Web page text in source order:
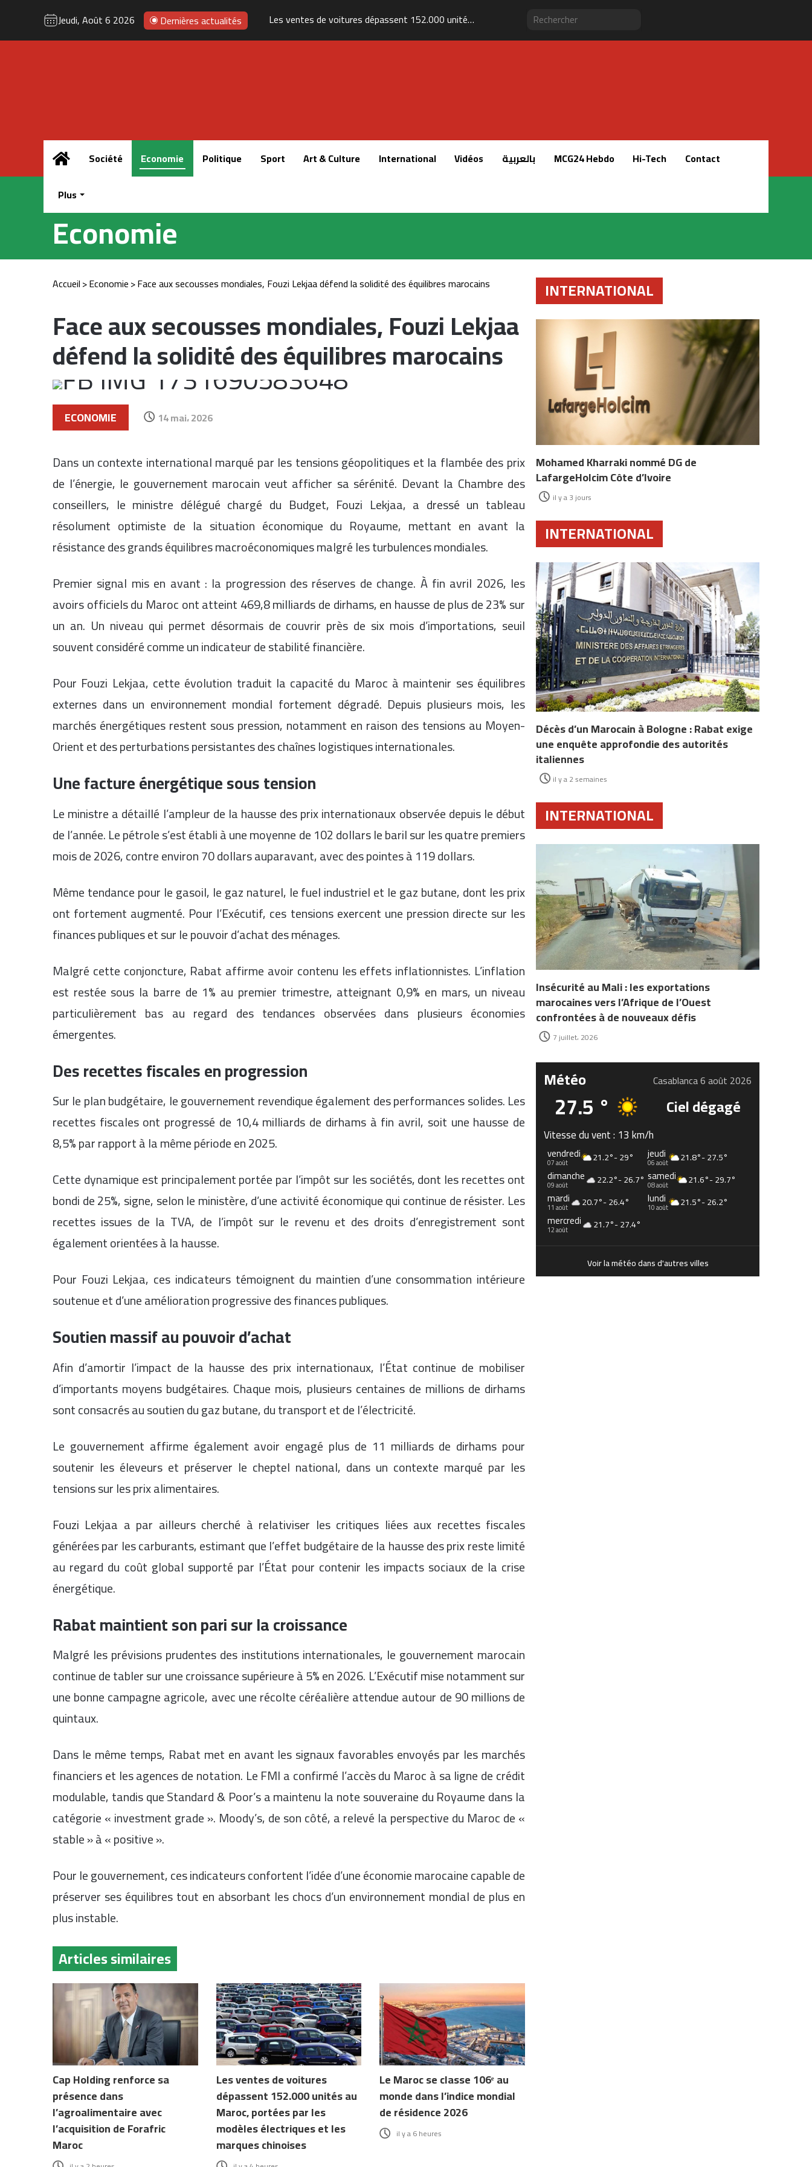
Jeudi, Août 6 2026 Dernières actualités Les ventes de voitures dépassent 152.000 unités au Maroc, portées par les modèles électriques et les marques chinoises
(barre
AccueilSociété Economie Politique Sport Art & Culture International Vidéos بالعربية MCG24 Hebdo Hi-Tech
Contact
Plus
Economie
Accueil>Economie>Face aux secousses mondiales, Fouzi Lekjaa défend la solidité des équilibres marocains
Face aux secousses mondiales, Fouzi Lekjaa
défend la solidité des équilibres marocains
ECONOMIE 14 mai، 2026
Dans un contexte international marqué par les tensions géopolitiques et la flambée des prix
de l’énergie, le gouvernement marocain veut afficher sa sérénité. Devant la Chambre des
conseillers, le ministre délégué chargé du Budget, Fouzi Lekjaa, a dressé un tableau
résolument optimiste de la situation économique du Royaume, mettant en avant la
résistance des grands équilibres macroéconomiques malgré les turbulences mondiales.
Premier signal mis en avant : la progression des réserves de change. À fin avril 2026, les
avoirs officiels du Maroc ont atteint 469,8 milliards de dirhams, en hausse de plus de 23% sur
un an. Un niveau qui permet désormais de couvrir près de six mois d’importations, seuil
souvent considéré comme un indicateur de stabilité financière.
Pour Fouzi Lekjaa, cette évolution traduit la capacité du Maroc à maintenir ses équilibres
externes dans un environnement mondial fortement dégradé. Depuis plusieurs mois, les
marchés énergétiques restent sous pression, notamment en raison des tensions au Moyen-
Orient et des perturbations persistantes des chaînes logistiques internationales.
Une facture énergétique sous tension
Le ministre a détaillé l’ampleur de la hausse des prix internationaux observée depuis le début
de l’année. Le pétrole s’est établi à une moyenne de 102 dollars le baril sur les quatre premiers
mois de 2026, contre environ 70 dollars auparavant, avec des pointes à 119 dollars.
Même tendance pour le gasoil, le gaz naturel, le fuel industriel et le gaz butane, dont les prix
ont fortement augmenté. Pour l’Exécutif, ces tensions exercent une pression directe sur les
finances publiques et sur le pouvoir d’achat des ménages.
Malgré cette conjoncture, Rabat affirme avoir contenu les effets inflationnistes. L’inflation
est restée sous la barre de 1% au premier trimestre, atteignant 0,9% en mars, un niveau
particulièrement bas au regard des tendances observées dans plusieurs économies
émergentes.
Des recettes fiscales en progression
Sur le plan budgétaire, le gouvernement revendique également des performances solides. Les
recettes fiscales ont progressé de 10,4 milliards de dirhams à fin avril, soit une hausse de
8,5% par rapport à la même période en 2025.
Cette dynamique est principalement portée par l’impôt sur les sociétés, dont les recettes ont
bondi de 25%, signe, selon le ministère, d’une activité économique qui continue de résister. Les
recettes issues de la TVA, de l’impôt sur le revenu et des droits d’enregistrement sont
également orientées à la hausse.
Pour Fouzi Lekjaa, ces indicateurs témoignent du maintien d’une consommation intérieure
soutenue et d’une amélioration progressive des finances publiques.
Soutien massif au pouvoir d’achat
Afin d’amortir l’impact de la hausse des prix internationaux, l’État continue de mobiliser
d’importants moyens budgétaires. Chaque mois, plusieurs centaines de millions de dirhams
sont consacrés au soutien du gaz butane, du transport et de l’électricité.
Le gouvernement affirme également avoir engagé plus de 11 milliards de dirhams pour
soutenir les éleveurs et préserver le cheptel national, dans un contexte marqué par les
tensions sur les prix alimentaires.
Fouzi Lekjaa a par ailleurs cherché à relativiser les critiques liées aux recettes fiscales
générées par les carburants, estimant que l’effet budgétaire de la hausse des prix reste limité
au regard du coût global supporté par l’État pour contenir les impacts sociaux de la crise
énergétique.
Rabat maintient son pari sur la croissance
Malgré les prévisions prudentes des institutions internationales, le gouvernement marocain
continue de tabler sur une croissance supérieure à 5% en 2026. L’Exécutif mise notamment sur
une bonne campagne agricole, avec une récolte céréalière attendue autour de 90 millions de
quintaux.
Dans le même temps, Rabat met en avant les signaux favorables envoyés par les marchés
financiers et les agences de notation. Le FMI a confirmé l’accès du Maroc à sa ligne de crédit
modulable, tandis que Standard & Poor’s a maintenu la note souveraine du Royaume dans la
catégorie « investment grade ». Moody’s, de son côté, a relevé la perspective du Maroc de «
stable » à « positive ».
Pour le gouvernement, ces indicateurs confortent l’idée d’une économie marocaine capable de
préserver ses équilibres tout en absorbant les chocs d’un environnement mondial de plus en
plus instable.
Articles similaires
Cap Holding renforce sa
présence dans
l’agroalimentaire avec
l’acquisition de Forafric
Maroc
Les ventes de voitures
dépassent 152.000 unités au
Maroc, portées par les
modèles électriques et les
marques chinoises
Le Maroc se classe 106ᵉ au
monde dans l’indice mondial
de résidence 2026
il y a 6 heures
INTERNATIONAL
Mohamed Kharraki nommé DG de
LafargeHolcim Côte d’Ivoire
il y a 3 jours
INTERNATIONAL
Décès d’un Marocain à Bologne : Rabat exige
une enquête approfondie des autorités
italiennes
il y a 2 semaines
INTERNATIONAL
Insécurité au Mali : les exportations
marocaines vers l’Afrique de l’Ouest
confrontées à de nouveaux défis
7 juillet، 2026